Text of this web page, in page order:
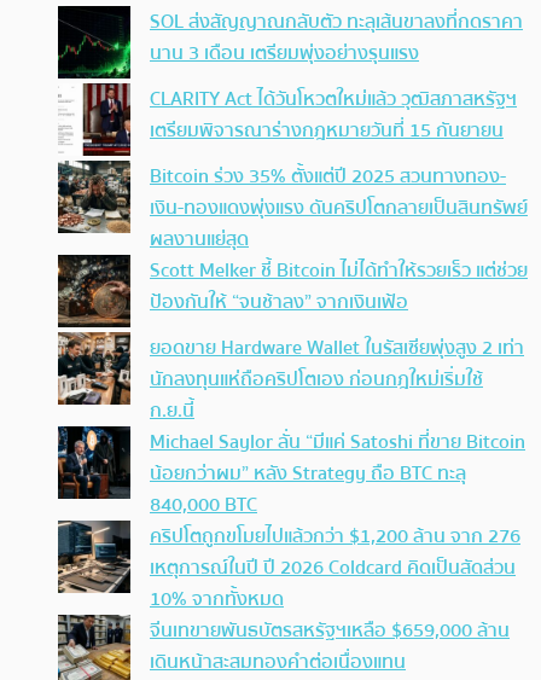
SOL ส่งสัญญาณกลับตัว ทะลุเส้นขาลงที่กดราคา
นาน 3 เดือน เตรียมพุ่งอย่างรุนแรง
CLARITY Act ได้วันโหวตใหม่แล้ว วุฒิสภาสหรัฐฯ
เตรียมพิจารณาร่างกฎหมายวันที่ 15 กันยายน
Bitcoin ร่วง 35% ตั้งแต่ปี 2025 สวนทางทอง-
เงิน-ทองแดงพุ่งแรง ดันคริปโตกลายเป็นสินทรัพย์
ผลงานแย่สุด
Scott Melker ชี้ Bitcoin ไม่ได้ทำให้รวยเร็ว แต่ช่วย
ป้องกันให้ “จนช้าลง” จากเงินเฟ้อ
ยอดขาย Hardware Wallet ในรัสเซียพุ่งสูง 2 เท่า
นักลงทุนแห่ถือคริปโตเอง ก่อนกฎใหม่เริ่มใช้
ก.ย.นี้
Michael Saylor ลั่น “มีแค่ Satoshi ที่ขาย Bitcoin
น้อยกว่าผม” หลัง Strategy ถือ BTC ทะลุ
840,000 BTC
คริปโตถูกขโมยไปแล้วกว่า $1,200 ล้าน จาก 276
เหตุการณ์ในปี ปี 2026 Coldcard คิดเป็นสัดส่วน
10% จากทั้งหมด
จีนเทขายพันธบัตรสหรัฐฯเหลือ $659,000 ล้าน
เดินหน้าสะสมทองคำต่อเนื่องแทน